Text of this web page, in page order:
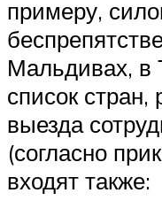
примеру,
Мальдивах, в
список
выезда
(согласно
входят также: